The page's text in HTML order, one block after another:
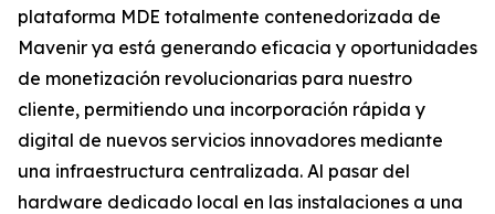
plataforma MDE totalmente contenedorizada de
Mavenir ya está generando eficacia y oportunidades
de monetización revolucionarias para nuestro
cliente, permitiendo una incorporación rápida y
digital de nuevos servicios innovadores mediante
una infraestructura centralizada. Al pasar del
hardware dedicado local en las instalaciones a una